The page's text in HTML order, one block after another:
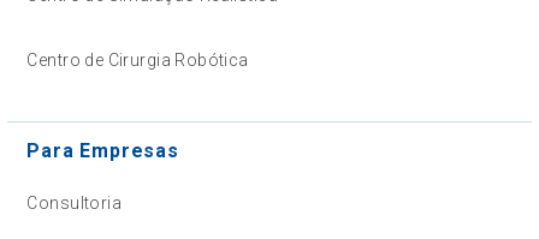
Centro de Cirurgia Robótica
Para Empresas
Consultoria